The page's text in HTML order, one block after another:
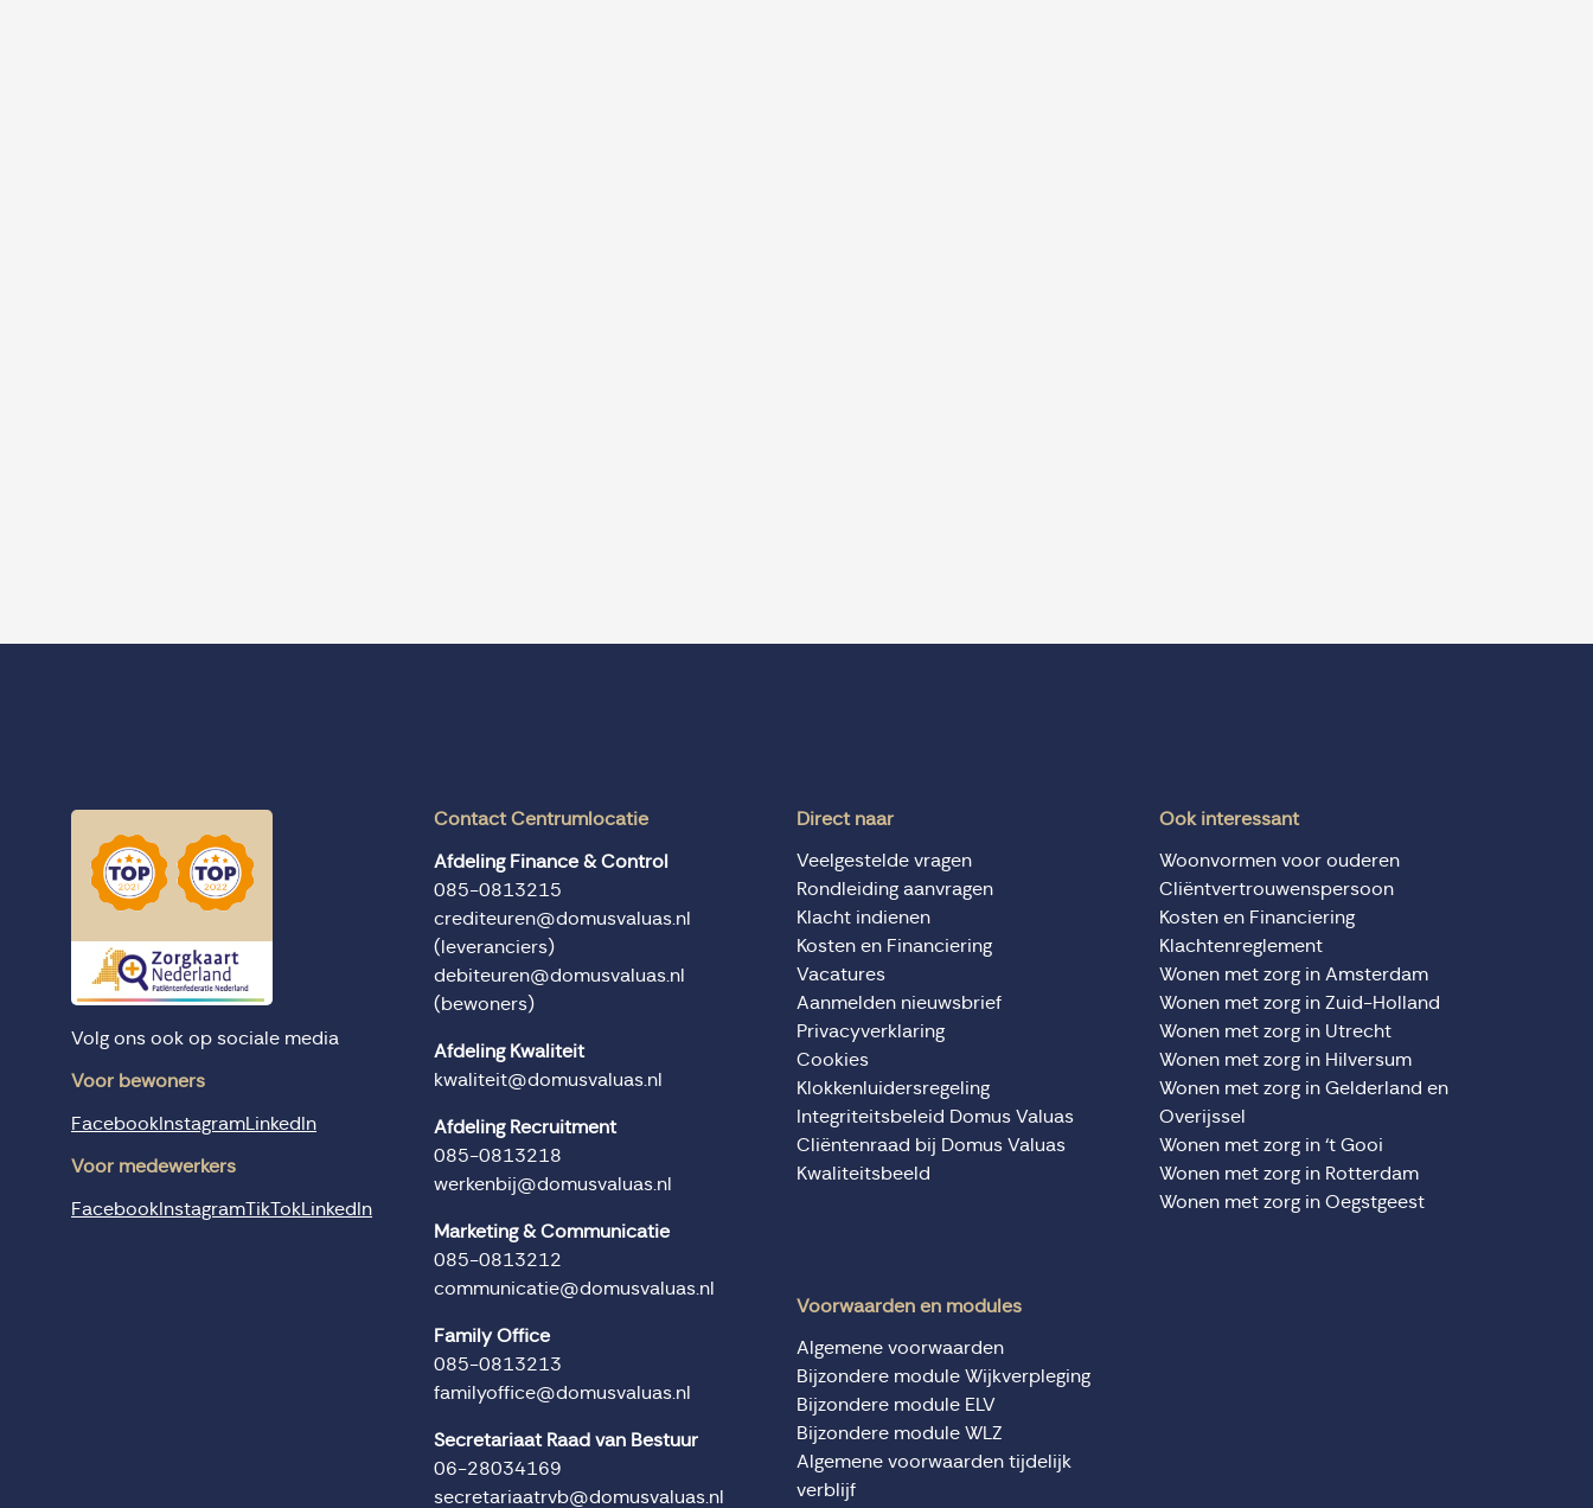
Volg ons ook op sociale media
Voor bewoners
Facebook Instagram LinkedIn
Voor medewerkers
Facebook InstagramTikTok LinkedIn
Contact Centrumlocatie
Afdeling Finance & Control
085-0813215
crediteuren@domusvaluas.nl
(leveranciers)
debiteuren@domusvaluas.nl
(bewoners)
Afdeling Kwaliteit
kwaliteit@domusvaluas.nl
Afdeling Recruitment
085-0813218
werkenbij@domusvaluas.nl
Marketing & Communicatie
085-0813212
communicatie@domusvaluas.nl
Family Office
085-0813213
familyoffice@domusvaluas.nl
Secretariaat Raad van Bestuur
06-28034169
secretariaatrvb@domusvaluas.nl
Direct naar
Veelgestelde vragen
Rondleiding aanvragen
Klacht indienen
Kosten en Financiering
Vacatures
Aanmelden nieuwsbrief
Privacyverklaring
Cookies
Klokkenluidersregeling
Integriteitsbeleid Domus Valuas
Cliëntenraad bij Domus Valuas
Kwaliteitsbeeld
Ook interessant
Woonvormen voor ouderen
Cliëntvertrouwenspersoon
Kosten en Financiering
Klachtenreglement
Wonen met zorg in Amsterdam
Wonen met zorg in Zuid-Holland
Wonen met zorg in Utrecht
Wonen met zorg in Hilversum
Wonen met zorg in Gelderland en
Overijssel
Wonen met zorg in ‘t Gooi
Wonen met zorg in Rotterdam
Wonen met zorg in Oegstgeest
Voorwaarden en modules
Algemene voorwaarden
Bijzondere module Wijkverpleging
Bijzondere module ELV
Bijzondere module WLZ
Algemene voorwaarden tijdelijk
verblijf